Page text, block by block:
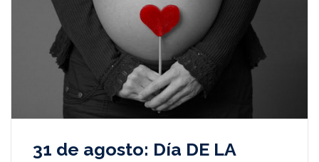
31 de agosto: Día DE LA